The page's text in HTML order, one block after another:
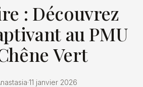
: Découvrez
au PMU
Vert
·11 janvier 2026